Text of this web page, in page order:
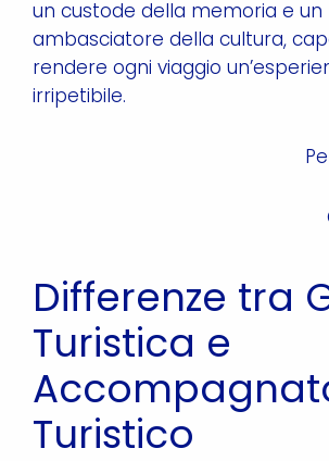
un custode della memoria e un
ambasciatore della cultura,
rendere ogni viaggio
irripetibile.
Differenze tra
Turistica e
Turistico